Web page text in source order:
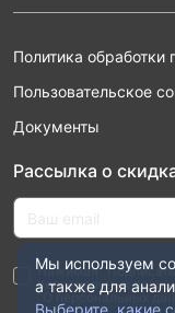
Политика
Пользовательское
Документы
Рассылка о
Нажимая
персональных
“О персональных
Мы используем
а также для
Выберите, какие